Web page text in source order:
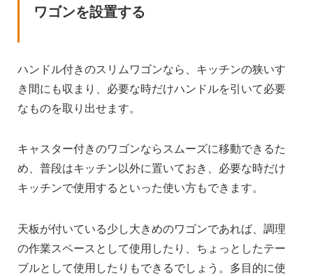
ワゴンを設置する
ハンドル付きのスリムワゴンなら、キッチンの狭いす
き間にも収まり、必要な時だけハンドルを引いて必要
なものを取り出せます。
キャスター付きのワゴンならスムーズに移動できるた
め、普段はキッチン以外に置いておき、必要な時だけ
キッチンで使用するといった使い方もできます。
天板が付いている少し大きめのワゴンであれば、調理
の作業スペースとして使用したり、ちょっとしたテー
ブルとして使用したりもできるでしょう。多目的に使